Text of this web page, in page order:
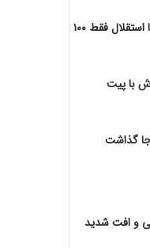
عجیب اما واقعی: رقم فسخ قرارداد رضائیان با استقلال فقط ۱۰۰
با پیت
گذاشت
و افت شدید